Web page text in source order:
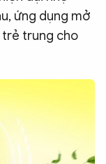
ứng dụng mở
trẻ trung cho